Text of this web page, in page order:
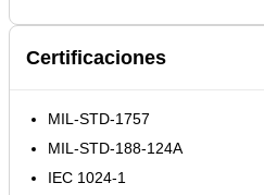
Certificaciones
MIL-STD-1757
MIL-STD-188-124A
IEC 1024-1